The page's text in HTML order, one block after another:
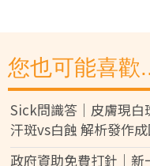
您也可能喜歡
Sick問識答｜皮膚現白
汗斑vs白蝕 解析發作
政府資助免費打針｜